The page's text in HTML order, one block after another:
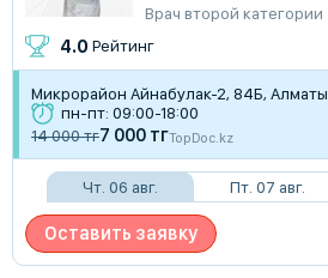
Врач второй категории
4.0 Рейтинг
​Микрорайон Айнабулак-2, 84Б, Алматы
пн-пт: 09:00-18:00
14 000 тг7 000 тгTopDoc.kz
Чт. 06 авг. Пт. 07 авг.
Оставить заявку